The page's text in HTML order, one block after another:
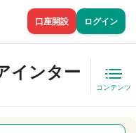
口座開設 ログイン
インター
コンテンツ